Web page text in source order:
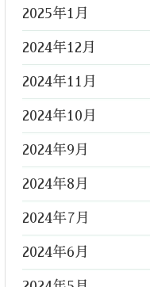
2025年1月
2024年12月
2024年11月
2024年10月
2024年9月
2024年8月
2024年7月
2024年6月